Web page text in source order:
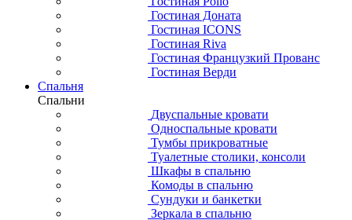
Гостиная Доната
Гостиная ICONS
Гостиная Riva
Гостиная Французкий Прованс
Гостиная Верди
Спальня
Спальни
Двуспальные кровати
Односпальные кровати
Тумбы прикроватные
Туалетные столики, консоли
Шкафы в спальню
Комоды в спальню
Сундуки и банкетки
Зеркала в спальню